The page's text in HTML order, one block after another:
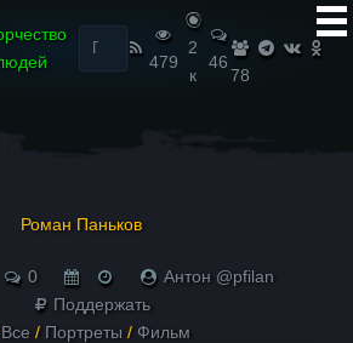
Найти:
479
2
к
46
78
Роман Паньков
0
Антон @pfilan
Поддержать
/ Портреты / Фильм